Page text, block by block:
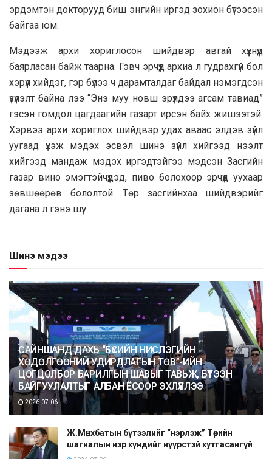
эрдэмтэн докторууд биш энгийн иргэд зохион бүтээсэн
байгаа юм.
Мэдээж apxи хориглосон шийдвэр авгай хүүхнүүд
баярласан байж таарна. Гэвч эрчүүд apxиа л гудрахгүй бол
хэрүүл хийдэг, гэр бүлээ ч дарамталдаг байдал нэмэгдсэн
үзүүлэлт байна лээ “Энэ муу новш эрүүлдээ агсам тавиад”
гэсэн гомдол цагдаагийн газарт ирсэн байх жишээтэй.
Хэрвээ apxи хориглох шийдвэр удах аваас элдэв зүйл
уугаад үхэж мэдэх эсвэл шинэ зүйл хийгээд нээлт
хийгээд мандаж мэдэх иргэдтэйгээ мэдсэн Засгийн
газар вино эмэгтэйчүүдэд, пиво болохоор эрчүүд уухаар
зөвшөөрөв бололтой. Төр засгийнхаа шийдвэрийг
дагана л гэнэ шүү.
Шинэ мэдээ
САЙНШАНД ДАХЬ “БҮСИЙН НИСЛЭГИЙН
ХӨДӨЛГӨӨНИЙ УДИРДЛАГЫН ТӨВ”-ИЙН
ЦОГЦОЛБОР БАРИЛГЫН ШАВЫГ ТАВЬЖ, БҮТЭЭН
БАЙГУУЛАЛТЫГ АЛБАН ЁСООР ЭХЛҮҮЛЛЭЭ
2026-07-06
Ж.Мөнхбатын бүтээлийг “нэрлэж” Төрийн
шагналын нэр хүндийг нүүрстэй хутгасангүй